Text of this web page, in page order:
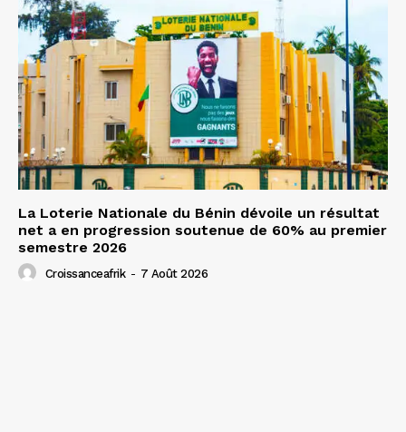
La Loterie Nationale du Bénin dévoile un résultat
net a en progression soutenue de 60% au premier
semestre 2026
Croissanceafrik - 7 Août 2026